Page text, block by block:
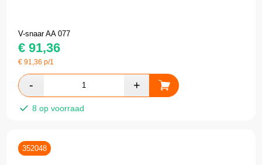
V-snaar AA 077
€ 91,36
€91,36 p/1
8 op voorraad
352048